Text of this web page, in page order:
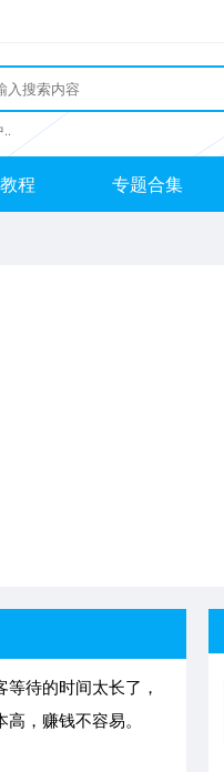
..
程 专题合集
待的时间太长了，
，赚钱不容易。